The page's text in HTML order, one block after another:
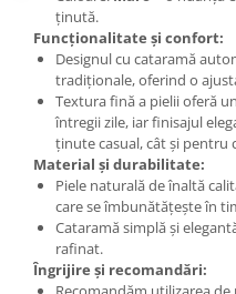
ținută.
Funcționalitate și confort:
Designul cu cataramă
tradiționale, oferind o
Textura fină a pielii oferă
întregii zile, iar finisajul
ținute casual, cât și pentru
Material și durabilitate:
Piele naturală de înaltă
care se îmbunătățește în
Cataramă simplă și
rafinat.
Îngrijire și recomandări: